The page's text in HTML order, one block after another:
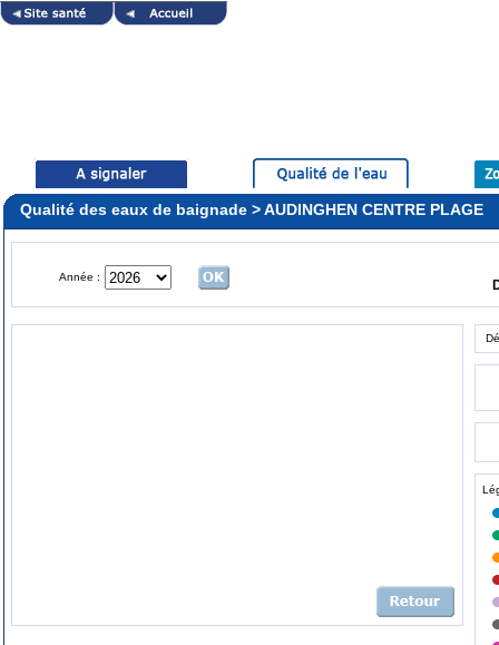
Qualité des eaux de baignade > AUDINGHEN CENTRE PLAGE
Année :